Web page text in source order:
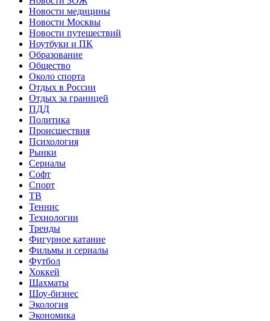
Новости медицины
Новости Москвы
Новости путешествий
Ноутбуки и ПК
Образование
Общество
Около спорта
Отдых в России
Отдых за границей
ПДД
Политика
Происшествия
Психология
Рынки
Сериалы
Софт
Спорт
ТВ
Теннис
Технологии
Тренды
Фигурное катание
Фильмы и сериалы
Футбол
Хоккей
Шахматы
Шоу-бизнес
Экология
Экономика